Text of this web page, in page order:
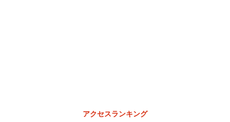
アクセスランキング